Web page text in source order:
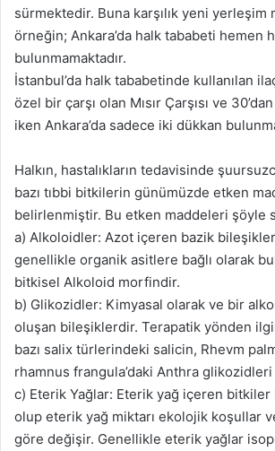
sürmektedir. Buna karşılık yeni yerleşim
örneğin; Ankara’da halk tababeti hemen
bulunmamaktadır.
İstanbul’da halk tababetinde kullanılan
özel bir çarşı olan Mısır Çarşısı ve
iken Ankara’da sadece iki dükkan
Halkın, hastalıkların tedavisinde
bazı tıbbi bitkilerin günümüzde etken
belirlenmiştir. Bu etken maddeleri şöyle
a) Alkoloidler: Azot içeren bazik
genellikle organik asitlere bağlı olarak
bitkisel Alkoloid morfindir.
b) Glikozidler: Kimyasal olarak ve bir
oluşan bileşiklerdir. Terapatik yönden
bazı salix türlerindeki salicin, Rhevm
rhamnus frangula’daki Anthra
c) Eterik Yağlar: Eterik yağ içeren bitkiler
olup eterik yağ miktarı ekolojik koşullar
göre değişir. Genellikle eterik yağlar